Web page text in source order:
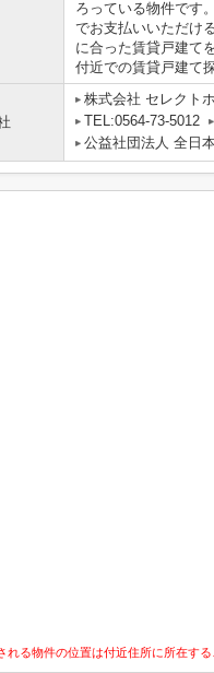
ろっている物件です
でお支払いいただけ
に合った賃貸戸建て
付近での賃貸戸建て
株式会社 セレクト
TEL:0564-73-5012
公益社団法人 全日
る物件の位置は付近住所に所在す